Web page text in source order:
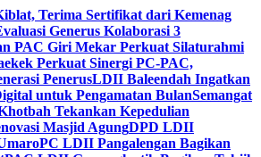
Terima Sertifikat dari Kemenag
Generus Kolaborasi 3
PAC Giri Mekar Perkuat Silaturahmi
Perkuat Sinergi PC-PAC,
PenerusLDII Baleendah Ingatkan
untuk Pengamatan BulanSemangat
Tekankan Kepedulian
Masjid AgungDPD LDII
PC LDII Pangalengan Bagikan